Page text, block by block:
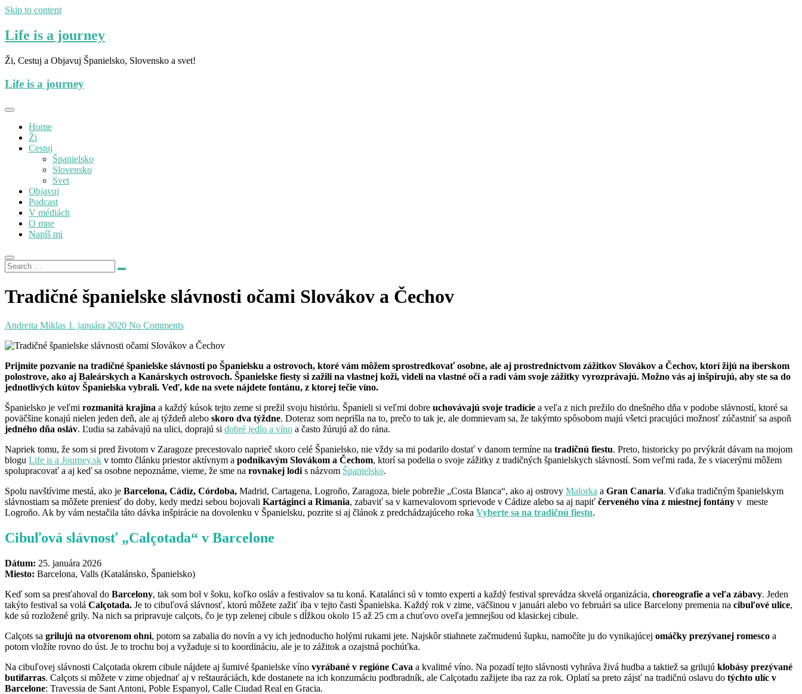
Skip to content
Life is a journey
Ži, Cestuj a Objavuj Španielsko, Slovensko a svet!
Life is a journey
Home
Ži
Cestuj
Španielsko
Slovensko
Svet
Objavuj
Podcast
V médiách
O mne
Napíš mi
Tradičné španielske slávnosti očami Slovákov a Čechov
Andreita Miklas 1. januára 2020 No Comments
Prijmite pozvanie na tradičné španielske slávnosti po Španielsku a ostrovoch, ktoré vám môžem sprostredkovať osobne, ale aj prostredníctvom zážitkov Slovákov a Čechov, ktorí žijú na iberskom
polostrove, ako aj Baleárskych a Kanárskych ostrovoch. Španielske fiesty si zažili na vlastnej koži, videli na vlastné oči a radi vám svoje zážitky vyrozprávajú. Možno vás aj inšpirujú, aby ste sa do
jednotlivých kútov Španielska vybrali. Veď, kde na svete nájdete fontánu, z ktorej tečie víno.
Španielsko je veľmi rozmanitá krajina a každý kúsok tejto zeme si prežil svoju históriu. Španieli si veľmi dobre uchovávajú svoje tradície a veľa z nich prežilo do dnešného dňa v podobe slávností, ktoré sa
poväčšine konajú nielen jeden deň, ale aj týždeň alebo skoro dva týždne. Doteraz som neprišla na to, prečo to tak je, ale domnievam sa, že takýmto spôsobom majú všetci pracujúci možnosť zúčastniť sa aspoň
jedného dňa osláv. Ľudia sa zabávajú na ulici, doprajú si dobré jedlo a víno a často žúrujú až do rána.
Napriek tomu, že som si pred životom v Zaragoze precestovalo naprieč skoro celé Španielsko, nie vždy sa mi podarilo dostať v danom termíne na tradičnú fiestu. Preto, historicky po prvýkrát dávam na mojom
blogu Life is a Journey.sk v tomto článku priestor aktívnym a podnikavým Slovákom a Čechom, ktorí sa podelia o svoje zážitky z tradičných španielskych slávností. Som veľmi rada, že s viacerými môžem
spolupracovať a aj keď sa osobne nepoznáme, vieme, že sme na rovnakej lodi s názvom Španielsko.
Spolu navštívime mestá, ako je Barcelona, Cádiz, Córdoba, Madrid, Cartagena, Logroño, Zaragoza, biele pobrežie „Costa Blanca“, ako aj ostrovy Malorka a Gran Canaria. Vďaka tradičným španielskym
slávnostiam sa môžete preniesť do doby, kedy medzi sebou bojovali Kartáginci a Rimania, zabaviť sa v karnevalovom sprievode v Cádize alebo sa aj napiť červeného vína z miestnej fontány v meste
Logroño. Ak by vám nestačila táto dávka inšpirácie na dovolenku v Španielsku, pozrite si aj článok z predchádzajúceho roka Vyberte sa na tradičnú fiestu.
Cibuľová slávnosť „Calçotada“ v Barcelone
Dátum: 25. januára 2026
Miesto: Barcelona, Valls (Katalánsko, Španielsko)
Keď som sa presťahoval do Barcelony, tak som bol v šoku, koľko osláv a festivalov sa tu koná. Katalánci sú v tomto experti a každý festival sprevádza skvelá organizácia, choreografie a veľa zábavy. Jeden
takýto festival sa volá Calçotada. Je to cibuľová slávnosť, ktorú môžete zažiť iba v tejto časti Španielska. Každý rok v zime, väčšinou v januári alebo vo februári sa ulice Barcelony premenia na cibuľové ulice,
kde sú rozložené grily. Na nich sa pripravuje calçots, čo je typ zelenej cibule s dĺžkou okolo 15 až 25 cm a chuťovo oveľa jemnejšou od klasickej cibule.
Calçots sa grilujú na otvorenom ohni, potom sa zabalia do novín a vy ich jednoducho holými rukami jete. Najskôr stiahnete začmudenú šupku, namočíte ju do vynikajúcej omáčky prezývanej romesco a
potom vložíte rovno do úst. Je to trochu boj a vyžaduje si to koordináciu, ale je to zážitok a ozajstná pochúťka.
Na cibuľovej slávnosti Calçotada okrem cibule nájdete aj šumivé španielske víno vyrábané v regióne Cava a kvalitné víno. Na pozadí tejto slávnosti vyhráva živá hudba a taktiež sa grilujú klobásy prezývané
butifarras. Calçots si môžete v zime objednať aj v reštauráciách, kde dostanete na ich konzumáciu podbradník, ale Calçotadu zažijete iba raz za rok. Oplatí sa preto zájsť na tradičnú oslavu do týchto ulíc v
Barcelone: Travessia de Sant Antoni, Poble Espanyol, Calle Ciudad Real en Gracia.